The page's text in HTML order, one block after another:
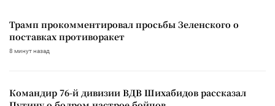
Трамп прокомментировал просьбы Зеленского о
поставках противоракет
8 минут назад
Командир 76-й дивизии ВДВ Шихабидов рассказал